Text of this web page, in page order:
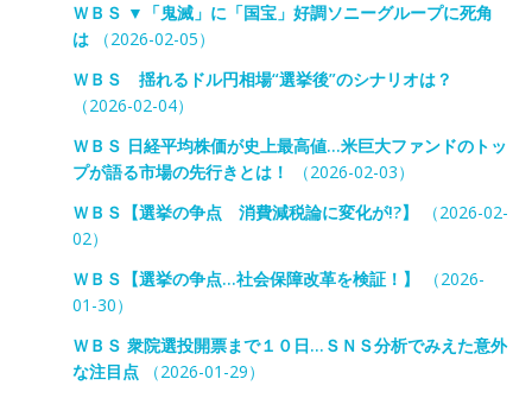
ＷＢＳ ▼「鬼滅」に「国宝」好調ソニーグループに死角
は（2026-02-05）
ＷＢＳ 揺れるドル円相場“選挙後”のシナリオは？
（2026-02-04）
ＷＢＳ 日経平均株価が史上最高値…米巨大ファンドのトッ
プが語る市場の先行きとは！
（2026-02-03）
ＷＢＳ【選挙の争点 消費減税論に変化が!?】
（2026-02-
02）
ＷＢＳ【選挙の争点…社会保障改革を検証！】
（2026-
01-30）
ＷＢＳ 衆院選投開票まで１０日…ＳＮＳ分析でみえた意外
な注目点（2026-01-29）